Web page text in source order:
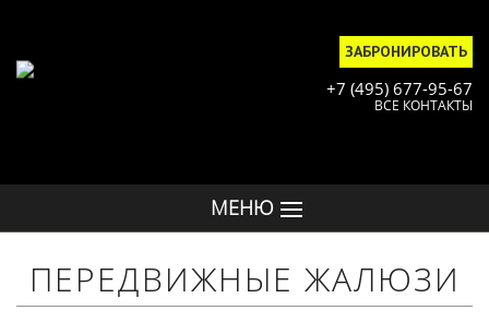
ЗАБРОНИРОВАТЬ
+7 (495) 677-95-67
ВСЕ КОНТАКТЫ
МЕНЮ
ПЕРЕДВИЖНЫЕ ЖАЛЮЗИ